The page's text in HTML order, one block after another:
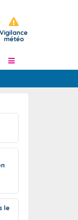
Vigilance
météo
J+7
le